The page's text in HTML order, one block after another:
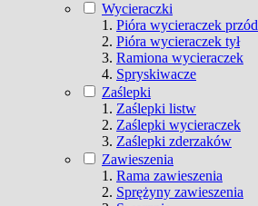
Wycieraczki
Pióra wycieraczek przód
Pióra wycieraczek tył
Ramiona wycieraczek
Spryskiwacze
Zaślepki
Zaślepki listw
Zaślepki wycieraczek
Zaślepki zderzaków
Zawieszenia
Rama zawieszenia
Sprężyny zawieszenia